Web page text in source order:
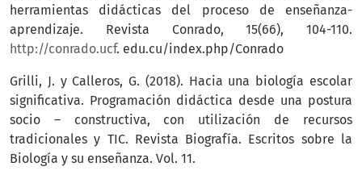
herramientas didácticas del proceso de enseñanza-
aprendizaje. Revista Conrado, 15(66), 104-110.
http://conrado.ucf. edu.cu/index.php/Conrado
Grilli, J. y Calleros, G. (2018). Hacia una biología escolar
significativa. Programación didáctica desde una postura
socio – constructiva, con utilización de recursos
tradicionales y TIC. Revista Biografía. Escritos sobre la
Biología y su enseñanza. Vol. 11.